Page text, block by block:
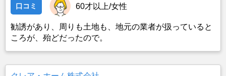
口コミ 60才以上/女性
勧誘があり、周りも土地も、地元の業者が扱っていると
ころが、殆どだったので。